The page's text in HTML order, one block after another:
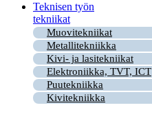
Teknisen työn
tekniikat
Muovitekniikat
Metallitekniikka
Kivi- ja lasitekniikat
Elektroniikka, TVT, ICT
Puutekniikka
Kivitekniikka